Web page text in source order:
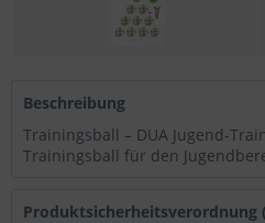
Beschreibung
Trainingsball – DUA Jugend-
Trainingsball für den
Produktsicherheitsverordnung